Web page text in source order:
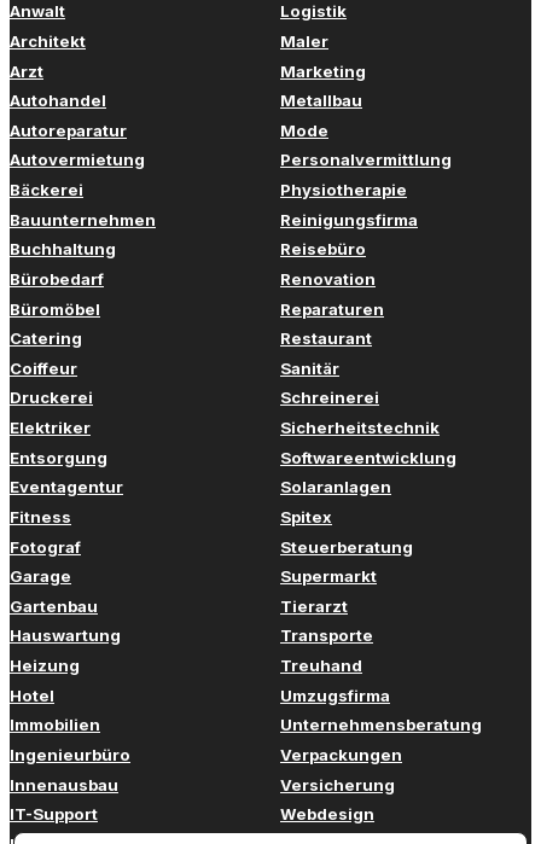
Anwalt
Architekt
Arzt
Autohandel
Autoreparatur
Autovermietung
Bäckerei
Bauunternehmen
Buchhaltung
Bürobedarf
Büromöbel
Catering
Coiffeur
Druckerei
Elektriker
Entsorgung
Eventagentur
Fitness
Fotograf
Garage
Gartenbau
Hauswartung
Heizung
Hotel
Immobilien
Ingenieurbüro
Innenausbau
IT-Support
Logistik
Maler
Marketing
Metallbau
Mode
Personalvermittlung
Physiotherapie
Reinigungsfirma
Reisebüro
Renovation
Reparaturen
Restaurant
Sanitär
Schreinerei
Sicherheitstechnik
Softwareentwicklung
Solaranlagen
Spitex
Steuerberatung
Supermarkt
Tierarzt
Transporte
Treuhand
Umzugsfirma
Unternehmensberatung
Verpackungen
Versicherung
Webdesign